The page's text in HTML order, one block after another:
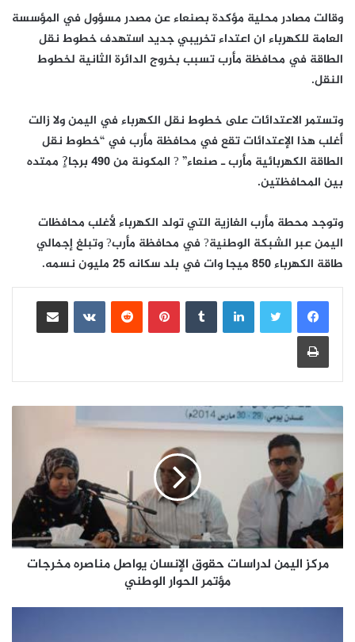
وقالت مصادر محلية مؤكدة بصنعاء عن مصدر مسؤول في المؤسسة
العامة للكهرباء ان اعتداء تخريبي جديد استهدف خطوط نقل
الطاقة في محافظة مأرب تسبب بخروج الدائرة الثانية لخطوط
النقل.
وتستمر الاعتدائات على خطوط نقل الكهرباء في اليمن ولا زالت
أغلب هذا الإعتدائات تقع في محافظة مأرب في “خطوط نقل
الطاقة الكهربائية مأرب ـ صنعاء” ? المكونة من 490 برجا?ٍ ممتده
بين المحافظتين.
وتوجد محطة مأرب الغازية التي تولد الكهرباء لأغلب محافظات
اليمن عبر الشبكة الوطنية? في محافظة مأرب? وتبلغ إجمالي
طاقة الكهرباء 850 ميجا وات في بلد سكانه 25 مليون نسمه.
لينكدإن بينتيريست
مشاركة عبر البريد
طباعة
مركز اليمن لدراسات حقوق الإنسان يواصل مناصره مخرجات
مؤتمر الحوار الوطني